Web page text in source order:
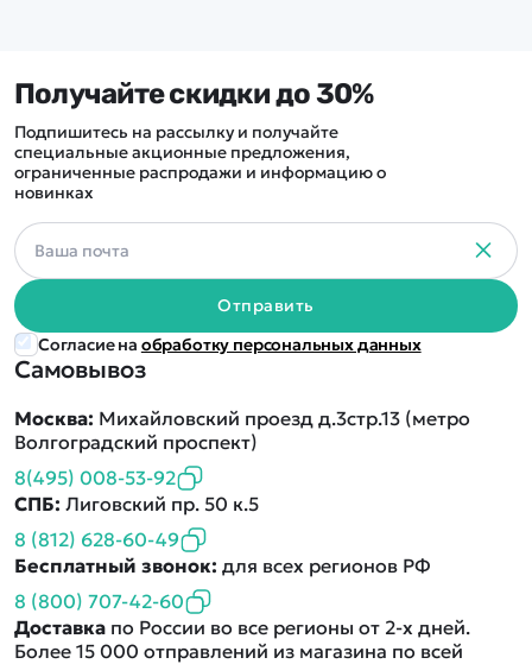
Самовывоз
Москва: Михайловский проезд д.3стр.13 (метро
Волгоградский проспект)
8(495) 008-53-92
СПБ: Лиговский пр. 50 к.5
8 (812) 628-60-49
Бесплатный звонок: для всех регионов РФ
8 (800) 707-42-60
Доставка по России во все регионы от 2-х дней.
Более 15 000 отправлений из магазина по всей
Получайте скидки до 30%
Подпишитесь на рассылку и получайте
специальные акционные предложения,
ограниченные распродажи и информацию о
новинках
Отправить
Согласие на обработку персональных данных